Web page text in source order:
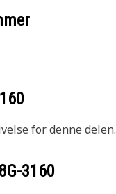
for denne delen.
8G-3160